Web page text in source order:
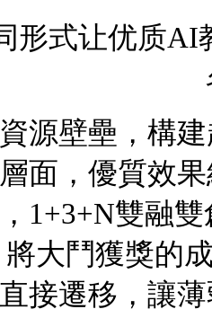
壁壘，構建
面，優質效
1+3+N雙融
獎的成熟
接遷移，讓